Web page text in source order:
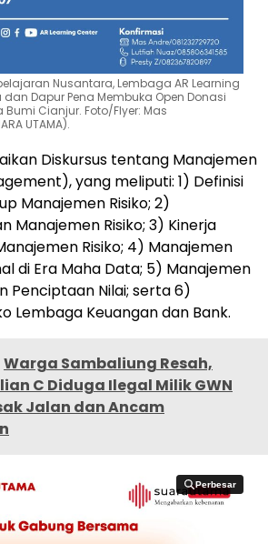
Nusantara, Lembaga AR Learning
Dapur Pena Membuka Open Donasi
Cianjur. Foto/Flyer: Mas
UTAMA).
Diskursus tentang Manajemen
yang meliputi: 1) Definisi
Manajemen Risiko; 2)
Manajemen Risiko; 3) Kinerja
Risiko; 4) Manajemen
di Era Maha Data; 5) Manajemen
Penciptaan Nilai; serta 6)
Lembaga Keuangan dan Bank.
Warga Sambaliung Resah,
C Diduga Ilegal Milik GWN
Jalan dan Ancam
Perbesar
Perbesar